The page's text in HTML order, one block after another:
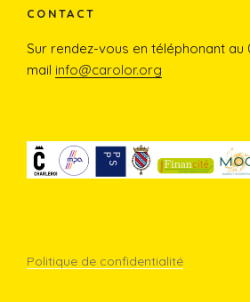
o
k a
CONTACT
Sur rendez-vous en téléphonant au
mail info@carolor.org
Politique de confidentialité